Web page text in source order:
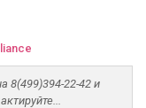
8(499)394-22-42 и